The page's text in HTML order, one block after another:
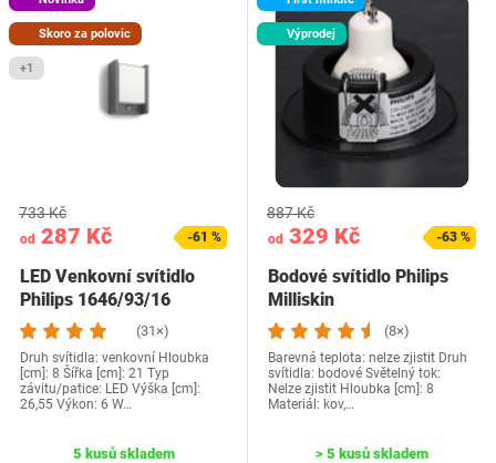
Skoro za polovic
+1
od 287 Kč
733 Kč
-61 %
LED Venkovní svítidlo
Philips 1646/93/16
(31×)
Druh svítidla: venkovní Hloubka
[cm]: 8 Šířka [cm]: 21 Typ
závitu/patice: LED Výška [cm]:
26,55 Výkon: 6 W…
5 kusů skladem
Výprodej
od 329 Kč
887 Kč
-63 %
Bodové svítidlo Philips
Milliskin
(8×)
Barevná teplota: nelze zjistit Druh
svítidla: bodové Světelný tok:
Nelze zjistit Hloubka [cm]: 8
Materiál: kov,…
> 5 kusů skladem